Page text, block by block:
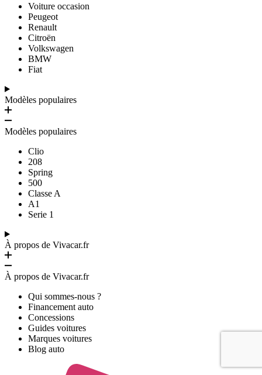
Voiture occasion
Peugeot
Renault
Citroën
Volkswagen
BMW
Fiat
Modèles populaires
Modèles populaires
Clio
208
Spring
500
Classe A
A1
Serie 1
À propos de Vivacar.fr
À propos de Vivacar.fr
Qui sommes-nous ?
Financement auto
Concessions
Guides voitures
Marques voitures
Blog auto